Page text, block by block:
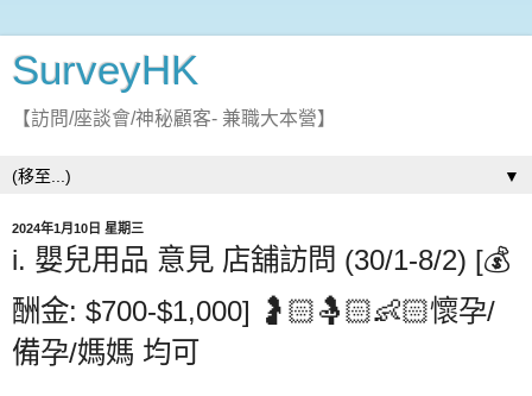
SurveyHK
【訪問/座談會/神秘顧客- 兼職大本營】
▼
2024年1月10日 星期三
i. 嬰兒用品 意見 店舖訪問 (30/1-8/2) [💰
酬金: $700-$1,000] 🤰🏻🤱🏻👶🏻懷孕/
備孕/媽媽 均可